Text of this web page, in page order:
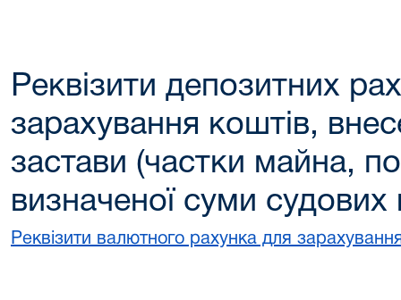
Реквізити депозитних
зарахування коштів,
застави (частки майна,
визначеної суми
Реквізити валютного рахунка для